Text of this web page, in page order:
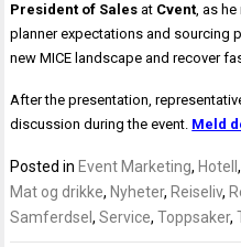
President of Sales at Cvent, as he
planner expectations and sourcing
new MICE landscape and recover
After the presentation,
discussion during the event. Meld
Posted in Event Marketing, Hotell,
Mat og drikke, Nyheter, Reiseliv,
Samferdsel,Service,Toppsaker,